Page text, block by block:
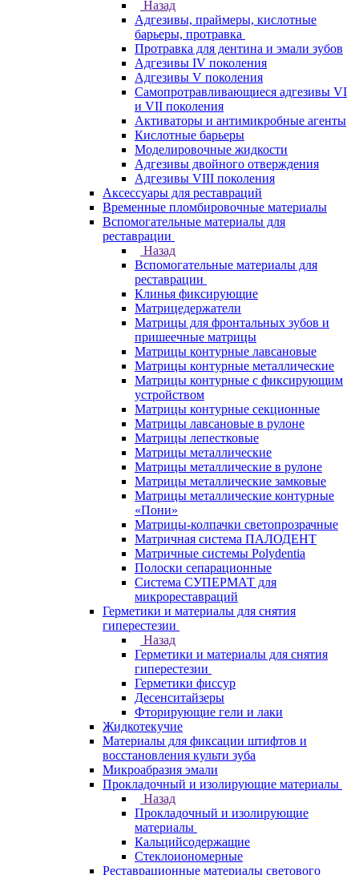
Назад
Адгезивы, праймеры, кислотные
барьеры, протравка
Протравка для дентина и эмали зубов
Адгезивы IV поколения
Адгезивы V поколения
Самопротравливающиеся адгезивы VI
и VII поколения
Активаторы и антимикробные агенты
Кислотные барьеры
Моделировочные жидкости
Адгезивы двойного отверждения
Адгезивы VIII поколения
Аксессуары для реставраций
Временные пломбировочные материалы
Вспомогательные материалы для
реставрации
Назад
Вспомогательные материалы для
реставрации
Клинья фиксирующие
Матрицедержатели
Матрицы для фронтальных зубов и
пришеечные матрицы
Матрицы контурные лавсановые
Матрицы контурные металлические
Матрицы контурные с фиксирующим
устройством
Матрицы контурные секционные
Матрицы лавсановые в рулоне
Матрицы лепестковые
Матрицы металлические
Матрицы металлические в рулоне
Матрицы металлические замковые
Матрицы металлические контурные
«Пони»
Матрицы-колпачки светопрозрачные
Матричная система ПАЛОДЕНТ
Матричные системы Polydentia
Полоски сепарационные
Система СУПЕРМАТ для
микрореставраций
Герметики и материалы для снятия
гиперестезии
Назад
Герметики и материалы для снятия
гиперестезии
Герметики фиссур
Десенситайзеры
Фторирующие гели и лаки
Жидкотекучие
Материалы для фиксации штифтов и
восстановления культи зуба
Микроабразия эмали
Прокладочный и изолирующие материалы
Назад
Прокладочный и изолирующие
материалы
Кальцийсодержащие
Стеклоиономерные
Реставрационные материалы светового